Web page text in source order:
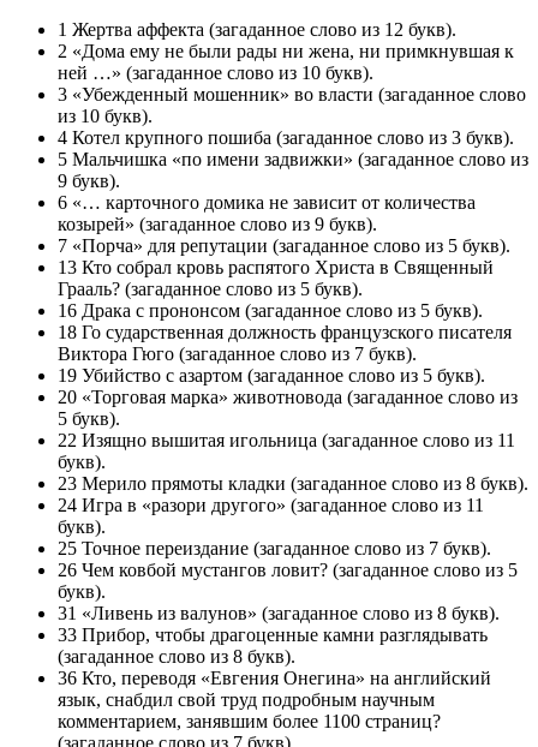
1 Жертва аффекта (загаданное слово из 12 букв).
2 «Дома ему не были рады ни жена, ни примкнувшая к
ней …» (загаданное слово из 10 букв).
3 «Убежденный мошенник» во власти (загаданное слово
из 10 букв).
4 Котел крупного пошиба (загаданное слово из 3 букв).
5 Мальчишка «по имени задвижки» (загаданное слово из
9 букв).
6 «… карточного домика не зависит от количества
козырей» (загаданное слово из 9 букв).
7 «Порча» для репутации (загаданное слово из 5 букв).
13 Кто собрал кровь распятого Христа в Священный
Грааль? (загаданное слово из 5 букв).
16 Драка с прононсом (загаданное слово из 5 букв).
18 Го сударственная должность французского писателя
Виктора Гюго (загаданное слово из 7 букв).
19 Убийство с азартом (загаданное слово из 5 букв).
20 «Торговая марка» животновода (загаданное слово из
5 букв).
22 Изящно вышитая игольница (загаданное слово из 11
букв).
23 Мерило прямоты кладки (загаданное слово из 8 букв).
24 Игра в «разори другого» (загаданное слово из 11
букв).
25 Точное переиздание (загаданное слово из 7 букв).
26 Чем ковбой мустангов ловит? (загаданное слово из 5
букв).
31 «Ливень из валунов» (загаданное слово из 8 букв).
33 Прибор, чтобы драгоценные камни разглядывать
(загаданное слово из 8 букв).
36 Кто, переводя «Евгения Онегина» на английский
язык, снабдил свой труд подробным научным
комментарием, занявшим более 1100 страниц?
(загаданное слово из 7 букв).